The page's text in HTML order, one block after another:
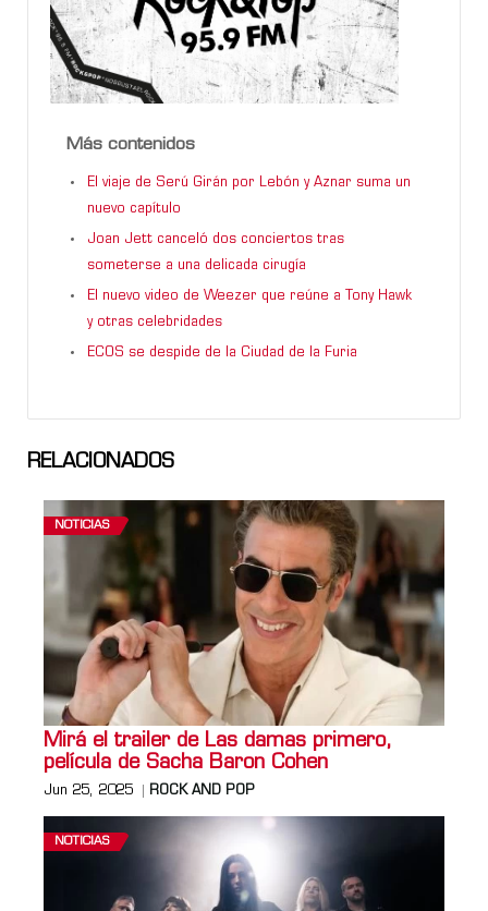
Más contenidos
El viaje de Serú Girán por Lebón y Aznar suma un
nuevo capítulo
Joan Jett canceló dos conciertos tras
someterse a una delicada cirugía
El nuevo video de Weezer que reúne a Tony Hawk
y otras celebridades
ECOS se despide de la Ciudad de la Furia
RELACIONADOS
NOTICIAS
Mirá el trailer de Las damas primero,
película de Sacha Baron Cohen
Jun 25, 2025 ROCK AND POP
NOTICIAS